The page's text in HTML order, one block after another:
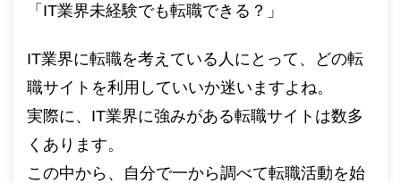
「IT業界未経験でも転職できる？」
IT業界に転職を考えている人にとって、どの転
職サイトを利用していいか迷いますよね。
実際に、IT業界に強みがある転職サイトは数多
くあります。
この中から、自分で一から調べて転職活動を始